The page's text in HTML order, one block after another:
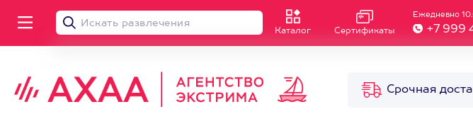
Каталог Сертификаты
Ежедневно
+7 999
Срочная